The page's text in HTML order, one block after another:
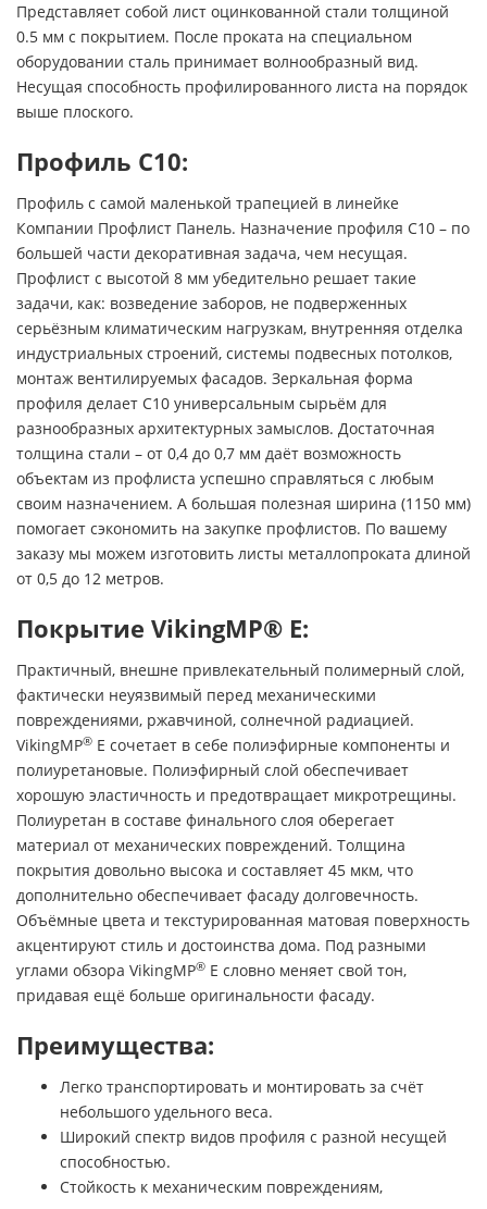
Представляет собой лист оцинкованной стали толщиной
0.5 мм с покрытием. После проката на специальном
оборудовании сталь принимает волнообразный вид.
Несущая способность профилированного листа на порядок
выше плоского.
Профиль С10:
Профиль с самой маленькой трапецией в линейке
Компании Профлист Панель. Назначение профиля С10 – по
большей части декоративная задача, чем несущая.
Профлист с высотой 8 мм убедительно решает такие
задачи, как: возведение заборов, не подверженных
серьёзным климатическим нагрузкам, внутренняя отделка
индустриальных строений, системы подвесных потолков,
монтаж вентилируемых фасадов. Зеркальная форма
профиля делает С10 универсальным сырьём для
разнообразных архитектурных замыслов. Достаточная
толщина стали – от 0,4 до 0,7 мм даёт возможность
объектам из профлиста успешно справляться с любым
своим назначением. А большая полезная ширина (1150 мм)
помогает сэкономить на закупке профлистов. По вашему
заказу мы можем изготовить листы металлопроката длиной
от 0,5 до 12 метров.
Покрытие VikingMP® E:
Практичный, внешне привлекательный полимерный слой,
фактически неуязвимый перед механическими
повреждениями, ржавчиной, солнечной радиацией.
VikingMP® E сочетает в себе полиэфирные компоненты и
полиуретановые. Полиэфирный слой обеспечивает
хорошую эластичность и предотвращает микротрещины.
Полиуретан в составе финального слоя оберегает
материал от механических повреждений. Толщина
покрытия довольно высока и составляет 45 мкм, что
дополнительно обеспечивает фасаду долговечность.
Объёмные цвета и текстурированная матовая поверхность
акцентируют стиль и достоинства дома. Под разными
углами обзора VikingMP® E словно меняет свой тон,
придавая ещё больше оригинальности фасаду.
Преимущества:
Легко транспортировать и монтировать за счёт
небольшого удельного веса.
Широкий спектр видов профиля с разной несущей
способностью.
Стойкость к механическим повреждениям,